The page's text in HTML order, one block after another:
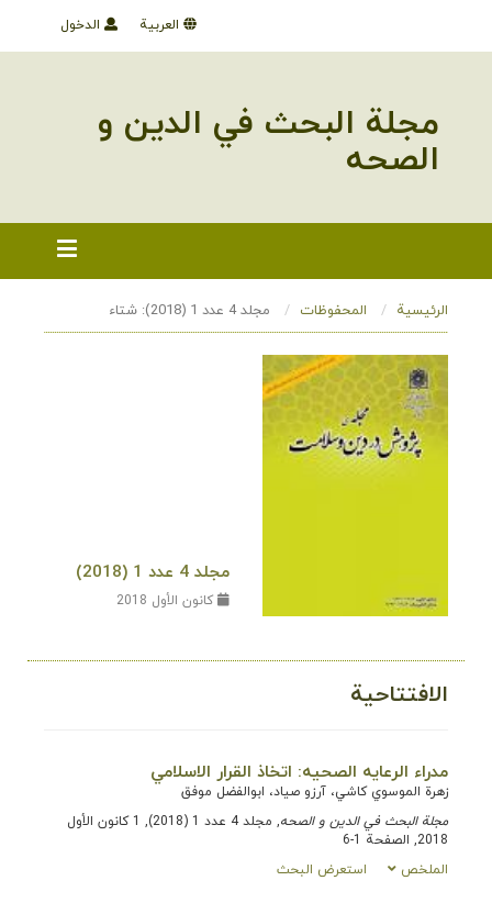
الدخول العربية
مجلة البحث في الدین و
الصحه
الرئيسية المحفوظات مجلد 4 عدد 1 (2018): شتاء
مجلد 4 عدد 1 (2018)
كانون الأول 2018
الافتتاحية
مدراء الرعایه الصحیه: اتخاذ القرار الاسلامي
زهرة الموسوي کاشي، آرزو صیاد، ابوالفضل موفق
مجلة البحث في الدین و الصحه
, مجلد 4 عدد 1 (2018), 1 كانون الأول
2018, الصفحة 1-6
الملخص
استعرض البحث